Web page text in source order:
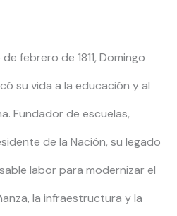
febrero de 1811, Domingo
su vida a la educación y al
Fundador de escuelas,
de la Nación, su legado
labor para modernizar el
la infraestructura y la